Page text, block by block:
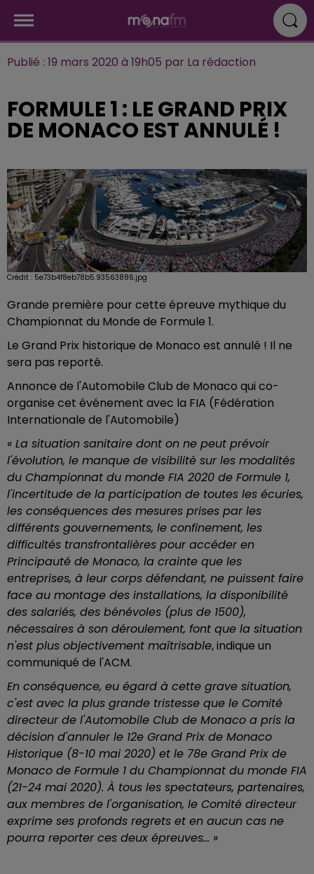
Publié : 19 mars 2020 à 19h05 par La rédaction
FORMULE 1 : LE GRAND PRIX
DE MONACO EST ANNULÉ !
Crédit : 5e73b4f8eb78b5.93563886.jpg
Grande première pour cette épreuve mythique du
Championnat du Monde de Formule 1.
Le Grand Prix historique de Monaco est annulé ! Il ne
sera pas reporté.
Annonce de l'Automobile Club de Monaco qui co-
organise cet événement avec la FIA (Fédération
Internationale de l'Automobile)
« La situation sanitaire dont on ne peut prévoir
l'évolution, le manque de visibilité sur les modalités
du Championnat du monde FIA 2020 de Formule 1,
l'incertitude de la participation de toutes les écuries,
les conséquences des mesures prises par les
différents gouvernements, le confinement, les
difficultés transfrontalières pour accéder en
Principauté de Monaco, la crainte que les
entreprises, à leur corps défendant, ne puissent faire
face au montage des installations, la disponibilité
des salariés, des bénévoles (plus de 1500),
nécessaires à son déroulement, font que la situation
n'est plus objectivement maîtrisable, indique un
communiqué de l'ACM.
En conséquence, eu égard à cette grave situation,
c'est avec la plus grande tristesse que le Comité
directeur de l'Automobile Club de Monaco a pris la
décision d'annuler le 12e Grand Prix de Monaco
Historique (8-10 mai 2020) et le 78e Grand Prix de
Monaco de Formule 1 du Championnat du monde FIA
(21-24 mai 2020). À tous les spectateurs, partenaires,
aux membres de l'organisation, le Comité directeur
exprime ses profonds regrets et en aucun cas ne
pourra reporter ces deux épreuves... »